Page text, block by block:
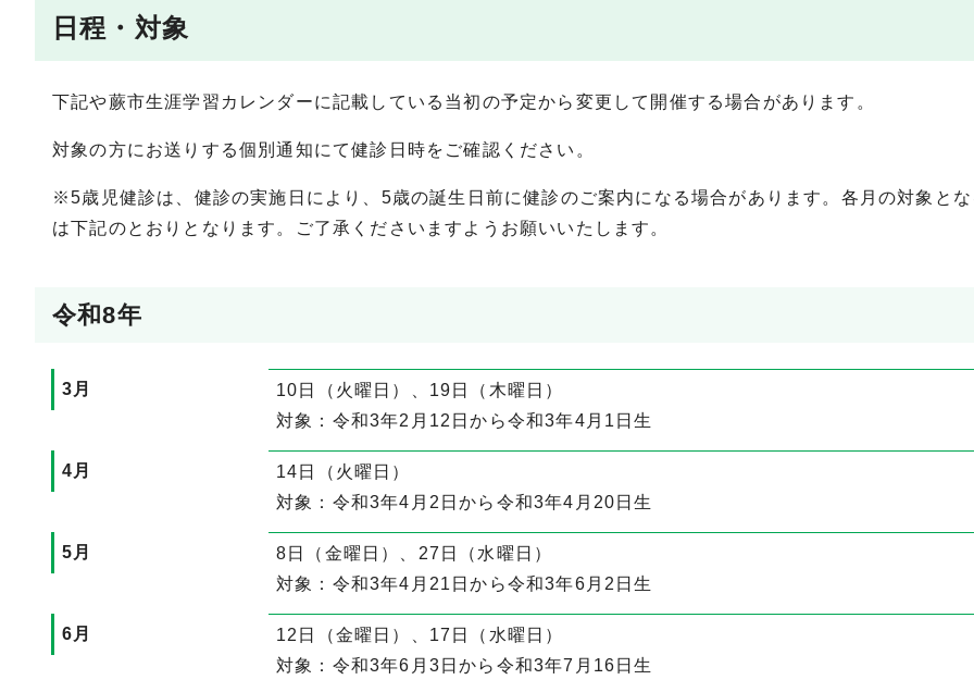
日程・対象
下記や蕨市生涯学習カレンダーに記載している当初の予定から変更して開催する場合があります。
対象の方にお送りする個別通知にて健診日時をご確認ください。
※5歳児健診は、健診の実施日により、5歳の誕生日前に健診のご案内になる場合があります。各月の対象とな
は下記のとおりとなります。ご了承くださいますようお願いいたします。
令和8年
3月
10日（火曜日）、19日（木曜日）
対象：令和3年2月12日から令和3年4月1日生
4月
14日（火曜日）
対象：令和3年4月2日から令和3年4月20日生
5月
8日（金曜日）、27日（水曜日）
対象：令和3年4月21日から令和3年6月2日生
6月
12日（金曜日）、17日（水曜日）
対象：令和3年6月3日から令和3年7月16日生